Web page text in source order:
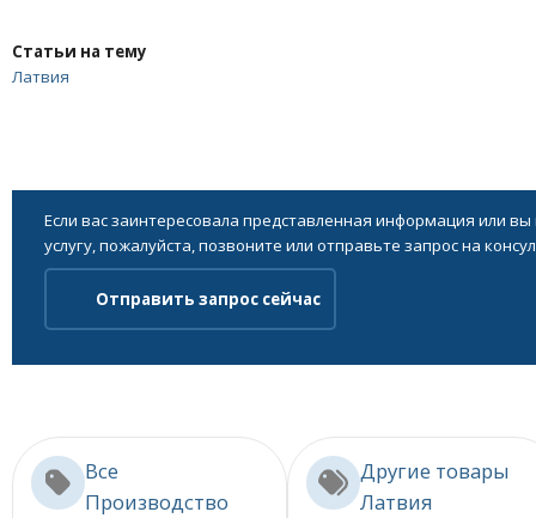
Статьи на тему
Латвия
Если вас заинтересовала представленная информация или
услугу, пожалуйста, позвоните или отправьте запрос на
Отправить запрос сейчас
Все
Производство
Другие товары
Латвия